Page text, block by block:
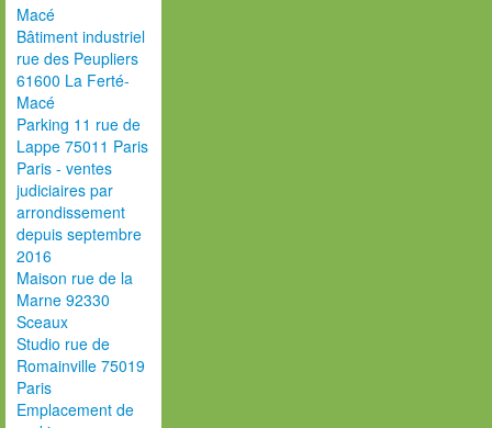
Macé
Bâtiment industriel
rue des Peupliers
61600 La Ferté-
Macé
Parking 11 rue de
Lappe 75011 Paris
Paris - ventes
judiciaires par
arrondissement
depuis septembre
2016
Maison rue de la
Marne 92330
Sceaux
Studio rue de
Romainville 75019
Paris
Emplacement de